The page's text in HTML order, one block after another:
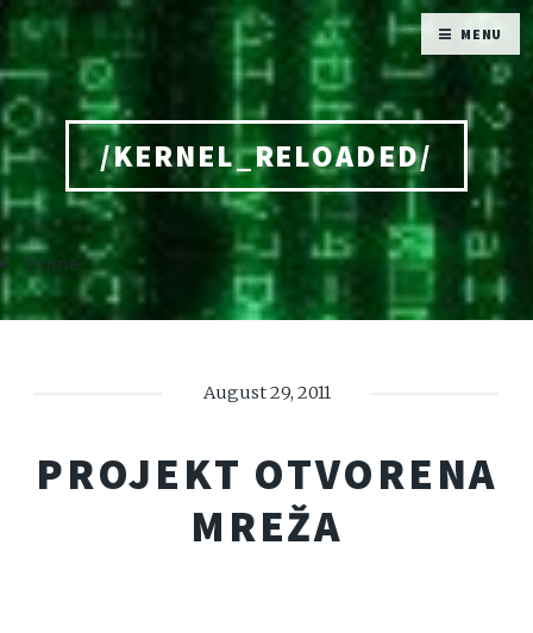
/KERNEL_RELOADED/
Home
August 29, 2011
PROJEKT OTVORENA
MREŽA
MENU